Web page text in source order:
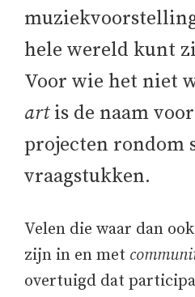
hele wereld kunt
Voor wie het niet
artis de naam
projecten rondom
vraagstukken.
Velen die waar dan
zijn in en met
overtuigd dat